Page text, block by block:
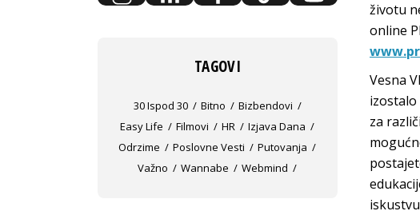
životu
online
Vesna
za
TAGOVI
30 Ispod 30 Bitno
Bizbendovi
Easy Life
Filmovi HR
Izjava Dana
Odrzime
Poslovne Vesti
Putovanja
Važno
Wannabe Webmind